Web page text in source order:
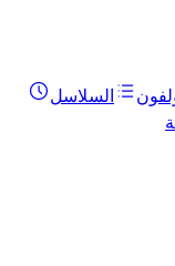
السلاسل